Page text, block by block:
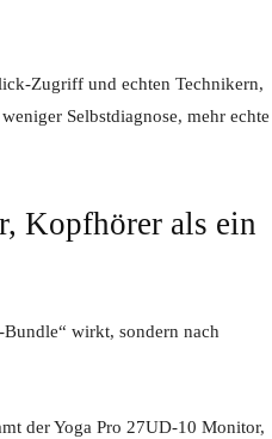
Zugriff und echten Technikern,
Selbstdiagnose, mehr echte
Kopfhörer als ein
wirkt, sondern nach
der Yoga Pro 27UD-10 Monitor,